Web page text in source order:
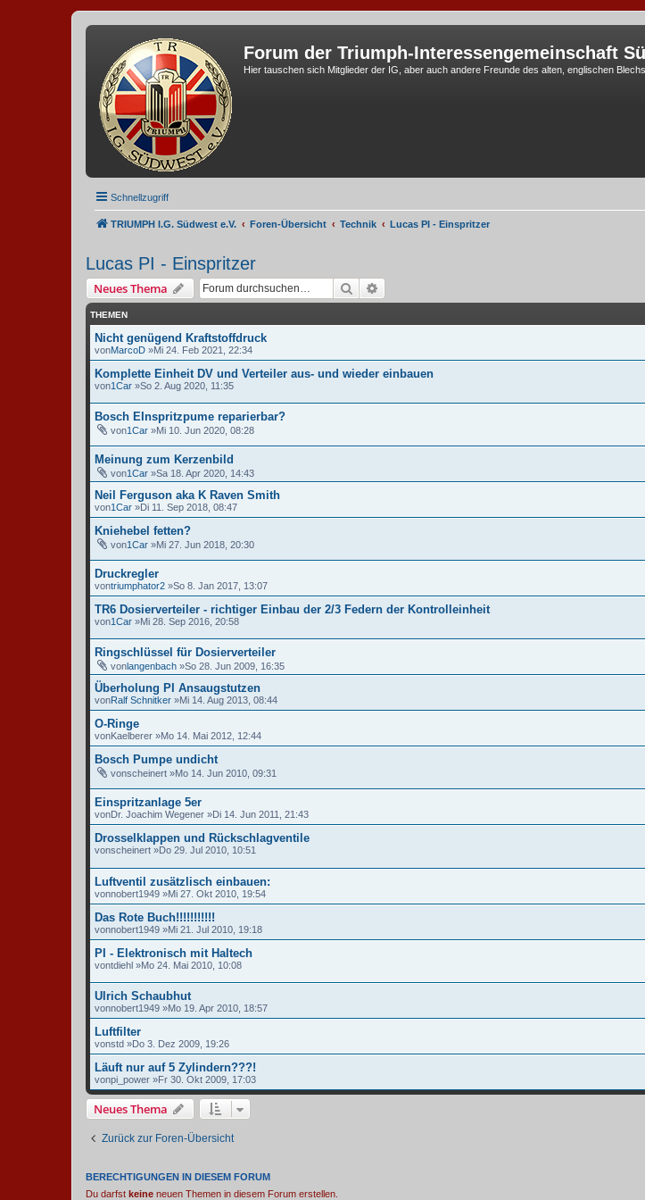
Forum der Triumph-Interessengemeinschaft
Hier tauschen sich Mitglieder der IG, aber auch andere Freunde des alten, englischen Blechs
Schnellzugriff
TRIUMPH I.G. Südwest e.V. Foren-Übersicht Technik Lucas PI - Einspritzer
Lucas PI - Einspritzer
Neues Thema Suche
THEMEN
Nicht genügend Kraftstoffdruck
vonMarcoD »Mi 24. Feb 2021, 22:34
Komplette Einheit DV und Verteiler aus- und wieder einbauen
von1Car »So 2. Aug 2020, 11:35
Bosch EInspritzpume reparierbar?
von1Car »Mi 10. Jun 2020, 08:28
Meinung zum Kerzenbild
von1Car »Sa 18. Apr 2020, 14:43
Neil Ferguson aka K Raven Smith
von1Car »Di 11. Sep 2018, 08:47
Kniehebel fetten?
von1Car »Mi 27. Jun 2018, 20:30
Druckregler
vontriumphator2 »So 8. Jan 2017, 13:07
TR6 Dosierverteiler - richtiger Einbau der 2/3 Federn der Kontrolleinheit
von1Car »Mi 28. Sep 2016, 20:58
Ringschlüssel für Dosierverteiler
vonlangenbach »So 28. Jun 2009, 16:35
Überholung PI Ansaugstutzen
vonRalf Schnitker »Mi 14. Aug 2013, 08:44
O-Ringe
vonKaelberer »Mo 14. Mai 2012, 12:44
Bosch Pumpe undicht
vonscheinert »Mo 14. Jun 2010, 09:31
Einspritzanlage 5er
vonDr. Joachim Wegener »Di 14. Jun 2011, 21:43
Drosselklappen und Rückschlagventile
vonscheinert »Do 29. Jul 2010, 10:51
Luftventil zusätzlisch einbauen:
vonnobert1949 »Mi 27. Okt 2010, 19:54
Das Rote Buch!!!!!!!!!!!
vonnobert1949 »Mi 21. Jul 2010, 19:18
PI - Elektronisch mit Haltech
vontdiehl »Mo 24. Mai 2010, 10:08
Ulrich Schaubhut
vonnobert1949 »Mo 19. Apr 2010, 18:57
Luftfilter
vonstd »Do 3. Dez 2009, 19:26
Läuft nur auf 5 Zylindern???!
vonpi_power »Fr 30. Okt 2009, 17:03
Neues Thema
Zurück zur Foren-Übersicht
BERECHTIGUNGEN IN DIESEM FORUM
Du darfst keine neuen Themen in diesem Forum erstellen.